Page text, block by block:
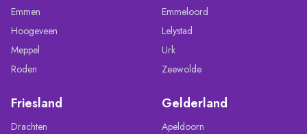
Emmen
Hoogeveen
Meppel
Roden
Emmeloord
Lelystad
Urk
Zeewolde
Friesland
Drachten
Gelderland
Apeldoorn